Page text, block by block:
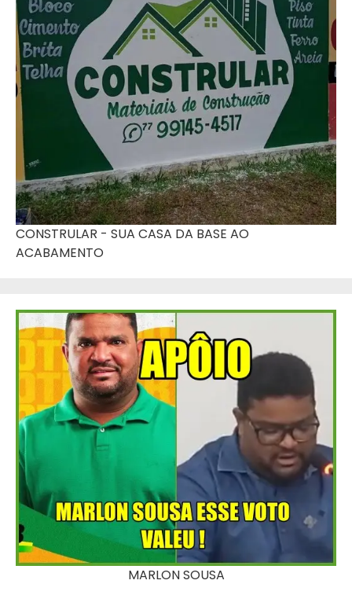
CONSTRULAR - SUA CASA DA BASE AO
ACABAMENTO
MARLON SOUSA